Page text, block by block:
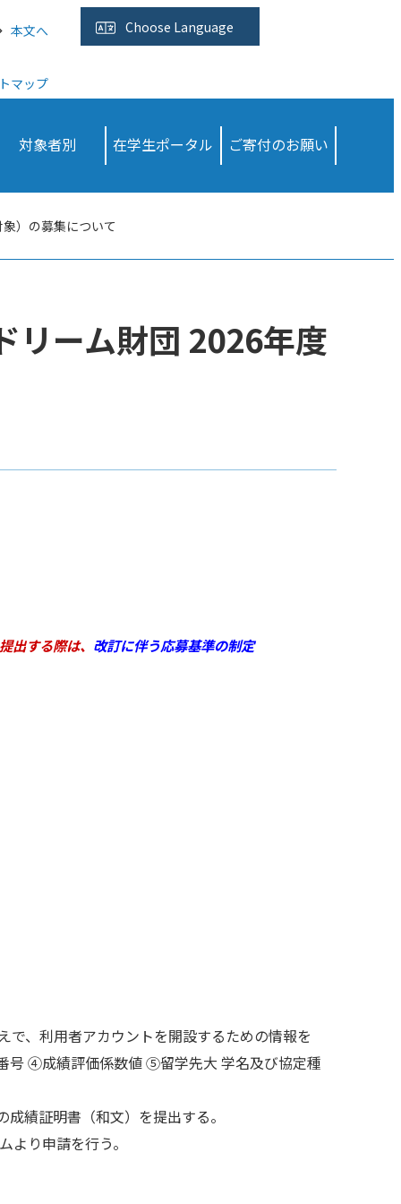
本文へ Choose Language
マップ
対象者別 在学生ポータル ご寄付のお願い
）の募集について
リーム財団 2026年度
する際は、 改訂に伴う応募基準の制定
、利用者アカウントを開設するための情報を
④成績評価係数値 ⑤留学先大 学名及び協定種
績証明書（和文）を提出する。
り申請を行う。